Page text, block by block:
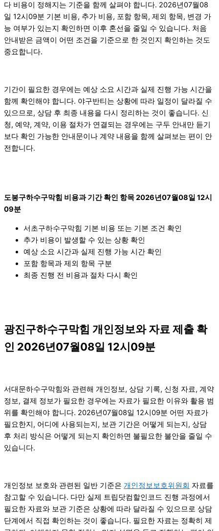
다 비용이 정해지는 기준을 함께 살펴야 합니다. 2026년07월08
일 12시09분 기본 비용, 추가 비용, 포함 항목, 제외 항목, 변경 가
능 여부가 있는지 확인하면 이후 혼선을 줄일 수 있습니다. 처음
안내받은 금액이 어떤 조건을 기준으로 한 것인지 확인하는 것도
중요합니다.
기간이 필요한 경우에는 예상 소요 시간과 실제 진행 가능 시간을
함께 확인해야 합니다. 야구반티는 상황에 따라 일정이 달라질 수
있으므로, 상담 후 최종 내용을 다시 정리하는 것이 좋습니다. 신
청, 예약, 계약, 이용 절차가 연결되는 경우에는 구두 안내만 듣기
보다 확인 가능한 안내문이나 계약 내용을 함께 살펴보는 편이 안
전합니다.
도봉구하수구막힘 비용과 기간 확인 항목 2026년07월08일 12시
09분
서초구하수구막힘 기본 비용 또는 기본 조건 확인
추가 비용이 발생할 수 있는 상황 확인
예상 소요 시간과 실제 진행 가능 시간 확인
포함 항목과 제외 항목 구분
최종 진행 전 비용과 절차 다시 확인
광진구하수구막힘 개인정보와 자료 제출 확
인 2026년07월08일 12시09분
서대문하수구막힘와 관련해 개인정보, 상담 기록, 신청 자료, 계약
정보, 결제 정보가 필요한 경우에는 자료가 필요한 이유와 활용 범
위를 확인해야 합니다. 2026년07월08일 12시09분 어떤 자료가
필요한지, 어디에 사용되는지, 보관 기간은 어떻게 되는지, 상담
후 처리 방식은 어떻게 되는지 확인하면 불필요한 불안을 줄일 수
있습니다.
개인정보 보호와 관련된 일반 기준은 개인정보보호위원회 자료를
참고할 수 있습니다. 다만 실제 트립닷컴할인코드 진행 과정에서
필요한 자료와 보관 기준은 상황에 따라 달라질 수 있으므로 상담
단계에서 직접 확인하는 것이 좋습니다. 필요한 자료는 정확히 제